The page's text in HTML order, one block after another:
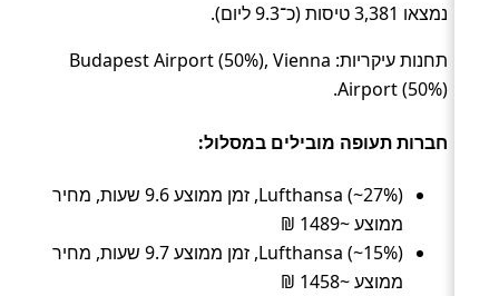
נמצאו 3,381 טיסות (כ־9.3 ליום).
תחנות עיקריות: Budapest Airport (50%), Vienna
Airport (50%).
חברות תעופה מובילים במסלול:
Lufthansa (~27%), זמן ממוצע 9.6 שעות, מחיר
ממוצע ~1489 ₪
Lufthansa (~15%), זמן ממוצע 9.7 שעות, מחיר
ממוצע ~1458 ₪